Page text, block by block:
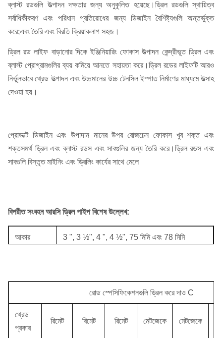
ব্লাস্ট রডগুলি উত্পাদন দক্ষতার জন্য অনুকূলিত হয়েছে।ড্রিল রডগুলি স্থায়িত্ব
সর্বাধিকীকরণ এবং পরিধান প্রতিরোধের জন্য ডিজাইন বৈশিষ্ট্যগুলি অন্তর্ভুক্ত
করে;এবং তৈরি এবং বিরতি ক্রিয়াকলাপ সহজ।
ড্রিল রড লাইফ বাড়ানোর দিকে ইঞ্জিনিয়ারিং ফোকাস উত্পাদন কেন্দ্রীভূত ড্রিল এবং
ব্লাস্ট প্রোগ্রামগুলির ব্যয় কমিয়ে আনতে সহায়তা করে।ড্রিল রডের লাইফটি আরও
নির্ভুলভাবে থ্রেড উত্পাদন এবং উচ্চমানের উচ্চ টেনসিল ইস্পাত নির্মাণের মাধ্যমে উত্সাহ
দেওয়া হয়।
প্রোডাক্ট ডিজাইন এবং উপাদান মানের উপর রোজচেন ফোকাস খুব শক্ত এবং
শক্তসমর্থ ড্রিল এবং ব্লাস্ট রডস এবং সাবগুলির জন্য তৈরি করে।ড্রিল রডস এবং
সাবগুলি বিস্তৃত মাইনিং এবং ড্রিলিং কার্যের সাথে মেলে
বিপরীত সংবহন আরসি ড্রিল পাইপ বিশেষ উল্লেখ:
আকার 3 ", 3 ½", 4 ", 4 ½", 75 মিমি এবং 78 মিমি
রোড স্পেসিফিকেশনগুলি ড্রিল করে দাও C
থ্রেড
প্রকার
রিমেট রিমেট রিমেট মেটজেকে মেটজেকে